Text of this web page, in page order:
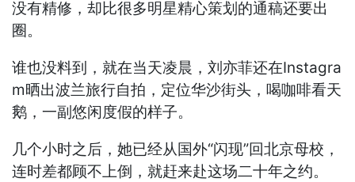
没有精修，却比很多明星精心策划的通稿还要出
圈。
谁也没料到，就在当天凌晨，刘亦菲还在Instagra
m晒出波兰旅行自拍，定位华沙街头，喝咖啡看天
鹅，一副悠闲度假的样子。
几个小时之后，她已经从国外“闪现”回北京母校，
连时差都顾不上倒，就赶来赴这场二十年之约。